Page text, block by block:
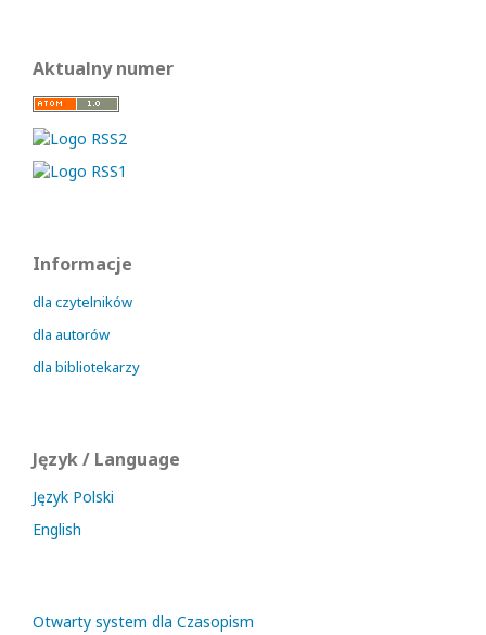
Aktualny numer
Informacje
dla czytelników
dla autorów
dla bibliotekarzy
Język / Language
Język Polski
English
Otwarty system dla Czasopism